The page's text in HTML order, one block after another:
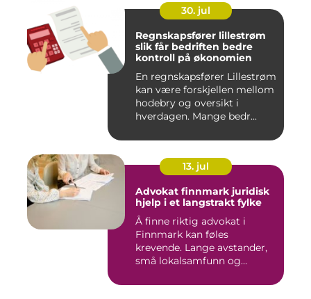
30. jul
Regnskapsfører lillestrøm
slik får bedriften bedre
kontroll på økonomien
En regnskapsfører Lillestrøm
kan være forskjellen mellom
hodebry og oversikt i
hverdagen. Mange bedr...
13. jul
Advokat finnmark juridisk
hjelp i et langstrakt fylke
Å finne riktig advokat i
Finnmark kan føles
krevende. Lange avstander,
små lokalsamfunn og